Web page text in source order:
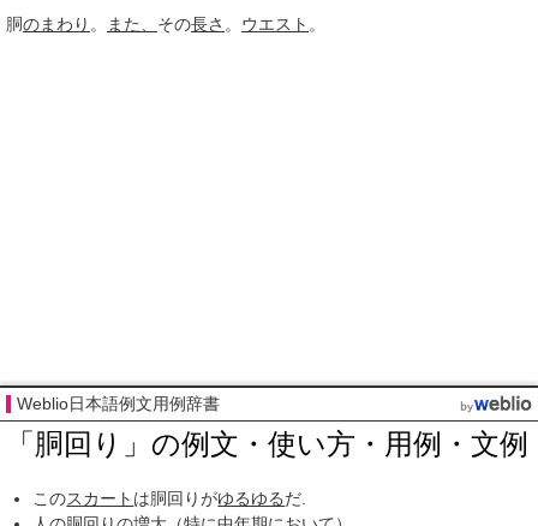
胴のまわり 。 また、 その長さ 。 ウエスト 。
Weblio日本語例文用例辞書
「胴回り」の例文・使い方・用例・文例
このスカート は胴回りがゆるゆるだ.